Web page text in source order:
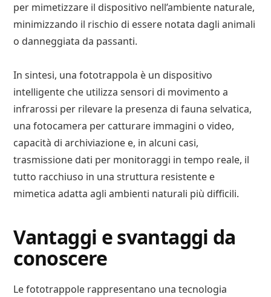
per mimetizzare il dispositivo nell’ambiente naturale,
minimizzando il rischio di essere notata dagli animali
o danneggiata da passanti.
In sintesi, una fototrappola è un dispositivo
intelligente che utilizza sensori di movimento a
infrarossi per rilevare la presenza di fauna selvatica,
una fotocamera per catturare immagini o video,
capacità di archiviazione e, in alcuni casi,
trasmissione dati per monitoraggi in tempo reale, il
tutto racchiuso in una struttura resistente e
mimetica adatta agli ambienti naturali più difficili.
Vantaggi e svantaggi da
conoscere
Le fototrappole rappresentano una tecnologia